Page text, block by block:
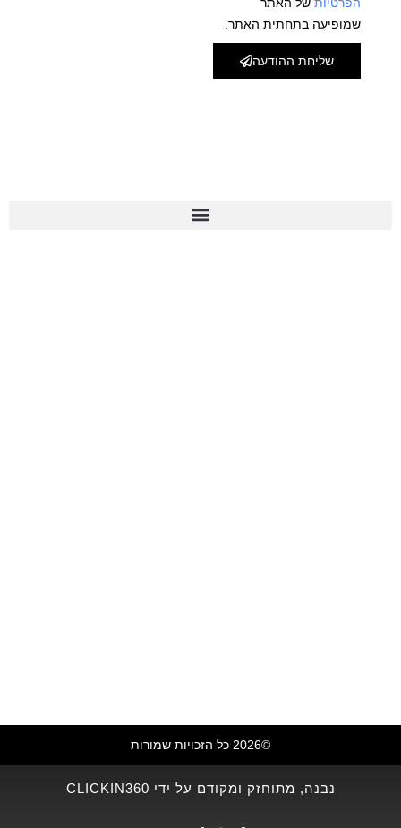
שמופיעה בתחתית האתר.
שליחת ההודעה
©2026 כל הזכויות שמורות
נבנה, מתוחזק ומקודם על ידי CLICKIN360